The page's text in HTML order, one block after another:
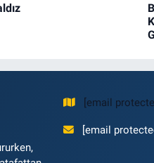
[email
[email